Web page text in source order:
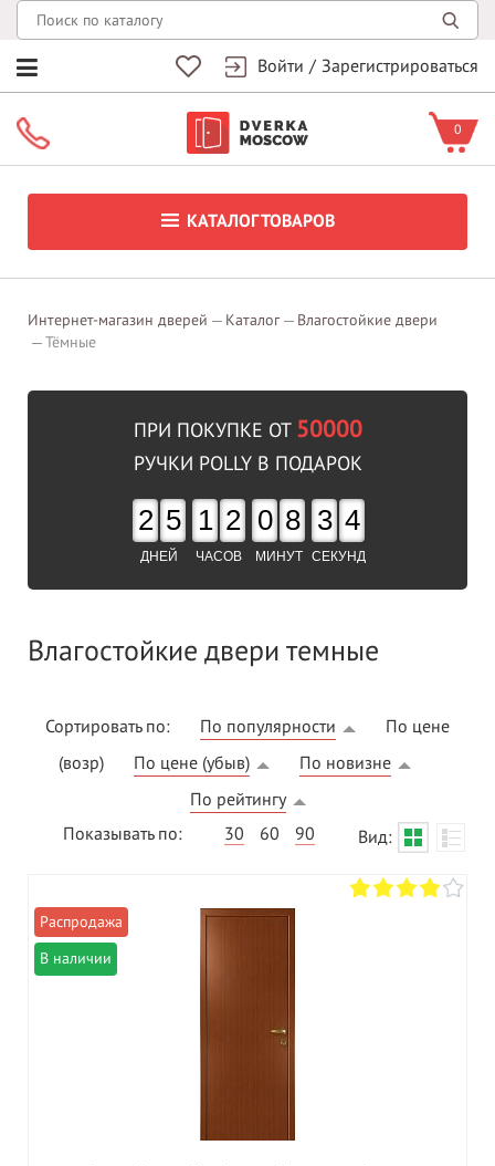
Войти / Зарегистрироваться
0
КАТАЛОГ ТОВАРОВ
Интернет-магазин дверей Каталог
Влагостойкие двери
Тёмные
ПРИ ПОКУПКЕ ОТ 50000
РУЧКИ POLLY В ПОДАРОК
2 5
ДНЕЙ
1 2
ЧАСОВ
0 8
МИНУТ
3 3
СЕКУНД
Влагостойкие двери темные
Сортировать по: По популярности
По цене
(возр)
По цене (убыв)
По новизне
По рейтингу
Показывать по:
30 60 90 Вид:
В наличии